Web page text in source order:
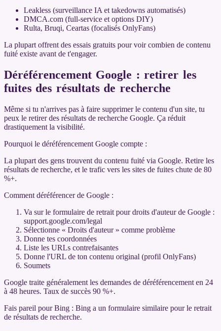
Leakless (surveillance IA et takedowns automatisés)
DMCA.com (full-service et options DIY)
Rulta, Bruqi, Ceartas (focalisés OnlyFans)
La plupart offrent des essais gratuits pour voir combien de contenu
fuité existe avant de t'engager.
Déréférencement Google : retirer les
fuites des résultats de recherche
Même si tu n'arrives pas à faire supprimer le contenu d'un site, tu
peux le retirer des résultats de recherche Google. Ça réduit
drastiquement la visibilité.
Pourquoi le déréférencement Google compte :
La plupart des gens trouvent du contenu fuité via Google. Retire les
résultats de recherche, et le trafic vers les sites de fuites chute de 80
%+.
Comment déréférencer de Google :
Va sur le formulaire de retrait pour droits d'auteur de Google :
support.google.com/legal
Sélectionne « Droits d'auteur » comme problème
Donne tes coordonnées
Liste les URLs contrefaisantes
Donne l'URL de ton contenu original (profil OnlyFans)
Soumets
Google traite généralement les demandes de déréférencement en 24
à 48 heures. Taux de succès 90 %+.
Fais pareil pour Bing : Bing a un formulaire similaire pour le retrait
de résultats de recherche.